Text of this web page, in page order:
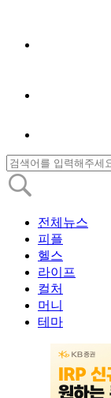
전체뉴스
피플
헬스
라이프
컬처
머니
테마